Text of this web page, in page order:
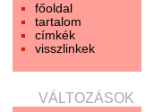
főoldal
tartalom
címkék
visszlinkek
VÁLTOZÁSOK